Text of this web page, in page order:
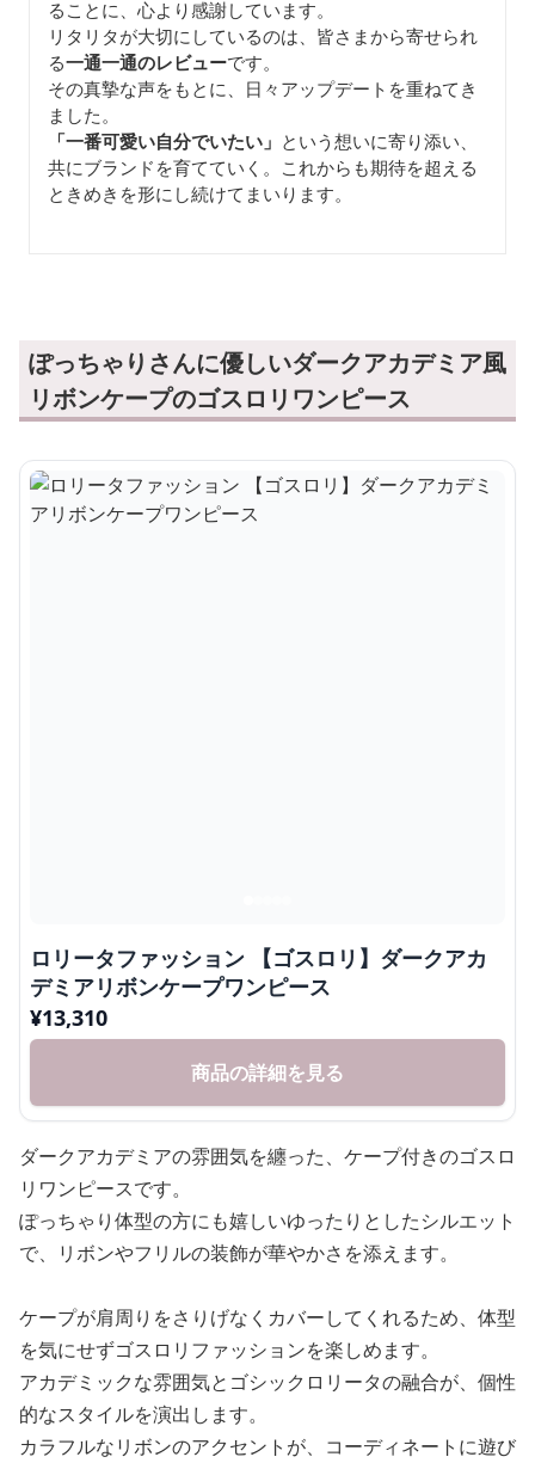
ることに、心より感謝しています。
リタリタが大切にしているのは、皆さまから寄せられ
る一通一通のレビューです。
その真摯な声をもとに、日々アップデートを重ねてき
ました。
「一番可愛い自分でいたい」 という想いに寄り添い、
共にブランドを育てていく。これからも期待を超える
ときめきを形にし続けてまいります。
ぽっちゃりさんに優しいダークアカデミア風
リボンケープのゴスロリワンピース
ロリータファッション 【ゴスロリ】ダークアカ
デミアリボンケープワンピース
¥13,310
商品の詳細を見る
ダークアカデミアの雰囲気を纏った、ケープ付きのゴスロ
リワンピースです。
ぽっちゃり体型の方にも嬉しいゆったりとしたシルエット
で、リボンやフリルの装飾が華やかさを添えます。
ケープが肩周りをさりげなくカバーしてくれるため、体型
を気にせずゴスロリファッションを楽しめます。
アカデミックな雰囲気とゴシックロリータの融合が、個性
的なスタイルを演出します。
カラフルなリボンのアクセントが、コーディネートに遊び